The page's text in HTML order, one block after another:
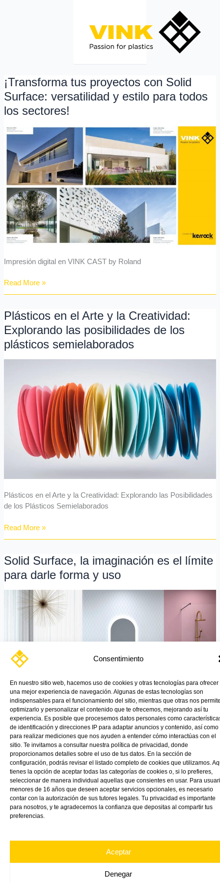
Consentimiento
En nuestro sitio web, hacemos uso de cookies y otras tecnologías para ofrecer
una mejor experiencia de navegación. Algunas de estas tecnologías son
indispensables para el funcionamiento del sitio, mientras que otras nos
optimizarlo y personalizar el contenido que te ofrecemos, mejorando así tu
experiencia. Es posible que procesemos datos personales como
de identificación y direcciones IP para adaptar anuncios y contenido, así como
para realizar mediciones que nos ayuden a entender cómo interactúas con el
sitio. Te invitamos a consultar nuestra política de privacidad, donde
proporcionamos detalles sobre el uso de tus datos. En la sección de
configuración, podrás revisar el listado completo de cookies que utilizamos.
tienes la opción de aceptar todas las categorías de cookies o, si lo prefieres,
seleccionar de manera individual aquellas que consientes en usar. Para
menores de 16 años que deseen aceptar servicios opcionales, es necesario
contar con la autorización de sus tutores legales. Tu privacidad es importante
para nosotros, y te agradecemos la confianza que depositas al compartir tus
preferencias.
Aceptar
Denegar
¡Transforma tus proyectos con Solid
Surface: versatilidad y estilo para todos
los sectores!
Impresión digital en VINK CAST by Roland
¡Transforma
tus
proyectos
con
Surface:
versatilidad
estilo
para
todos
los
sectores!
Read More »
Plásticos en el Arte y la Creatividad:
Explorando las posibilidades de los
plásticos semielaborados
Plásticos en el Arte y la Creatividad: Explorando las Posibilidades
de los Plásticos Semielaborados
Plásticos
en
el
Arte
y
Explorando
posibilidades
plásticos
semielaborados
Read More »
Solid Surface, la imaginación es el límite
para darle forma y uso
En exteriores o interiores, para un hotel, restaurant o un simple
bowl, la imaginación es el límite para darle forma
Solid
la
imaginación
forma
Read More »
TIENDA ONLINEVINK
APLICACIONES
NOTICIAS
CONTÁCTANOS